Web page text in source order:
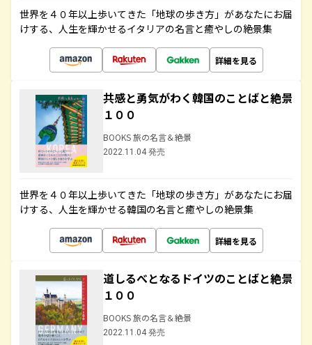
世界を４０年以上歩いてきた「地球の歩き方」があなたにお届
けする、人生を輝かせるイタリアの名言と癒やしの絶景集
詳細を見る
共感と勇気がわく韓国のことばと絶景
１００
BOOKS 旅の名言＆絶景
2022.11.04 発売
世界を４０年以上歩いてきた「地球の歩き方」があなたにお届
けする、人生を輝かせる韓国の名言と癒やしの絶景集
詳細を見る
道しるべとなるドイツのことばと絶景
１００
BOOKS 旅の名言＆絶景
2022.11.04 発売